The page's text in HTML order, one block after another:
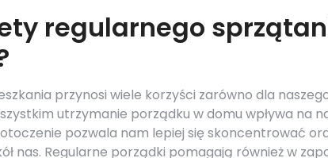
regularnego
przynosi wiele korzyści zarówno dla
utrzymanie porządku w domu wpływa na
pozwala nam lepiej się skoncentrować
nas. Regularne porządki pomagają również w